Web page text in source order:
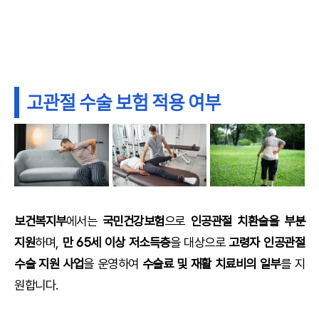
고관절 수술 보험 적용 여부
보건복지부에서는 국민건강보험으로 인공관절 치환술을 부분
지원하며, 만 65세 이상 저소득층을 대상으로 고령자 인공관절
수술 지원 사업을 운영하여 수술료 및 재활 치료비의 일부를 지
원합니다.